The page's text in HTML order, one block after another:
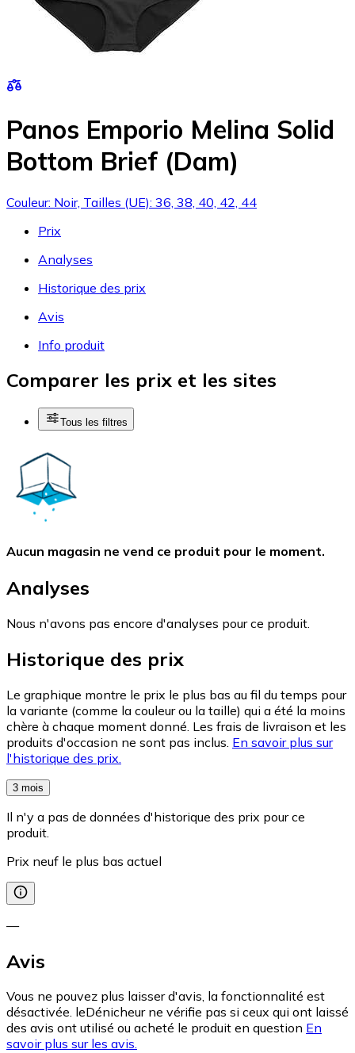
Panos Emporio Melina Solid
Bottom Brief (Dam)
Couleur: Noir, Tailles (UE): 36, 38, 40, 42, 44
Prix
Analyses
Historique des prix
Avis
Info produit
Comparer les prix et les sites
Tous les filtres
Aucun magasin ne vend ce produit pour le moment.
Analyses
Nous n'avons pas encore d'analyses pour ce produit.
Historique des prix
Le graphique montre le prix le plus bas au fil du temps pour
la variante (comme la couleur ou la taille) qui a été la moins
chère à chaque moment donné. Les frais de livraison et les
produits d'occasion ne sont pas inclus. En savoir plus sur
l'historique des prix.
3 mois
Il n'y a pas de données d'historique des prix pour ce
produit.
Prix neuf le plus bas actuel
—
Avis
Vous ne pouvez plus laisser d'avis, la fonctionnalité est
désactivée. leDénicheur ne vérifie pas si ceux qui ont laissé
des avis ont utilisé ou acheté le produit en question En
savoir plus sur les avis.